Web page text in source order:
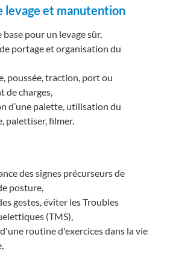
levage et manutention
base pour un levage sûr,
portage et organisation du
poussée, traction, port ou
de charges,
d’une palette, utilisation du
palettiser, filmer.
des signes précurseurs de
posture,
gestes, éviter les Troubles
(TMS),
routine d'exercices dans la vie